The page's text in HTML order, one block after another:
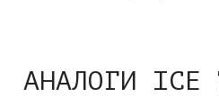
АНАЛОГИ ICE